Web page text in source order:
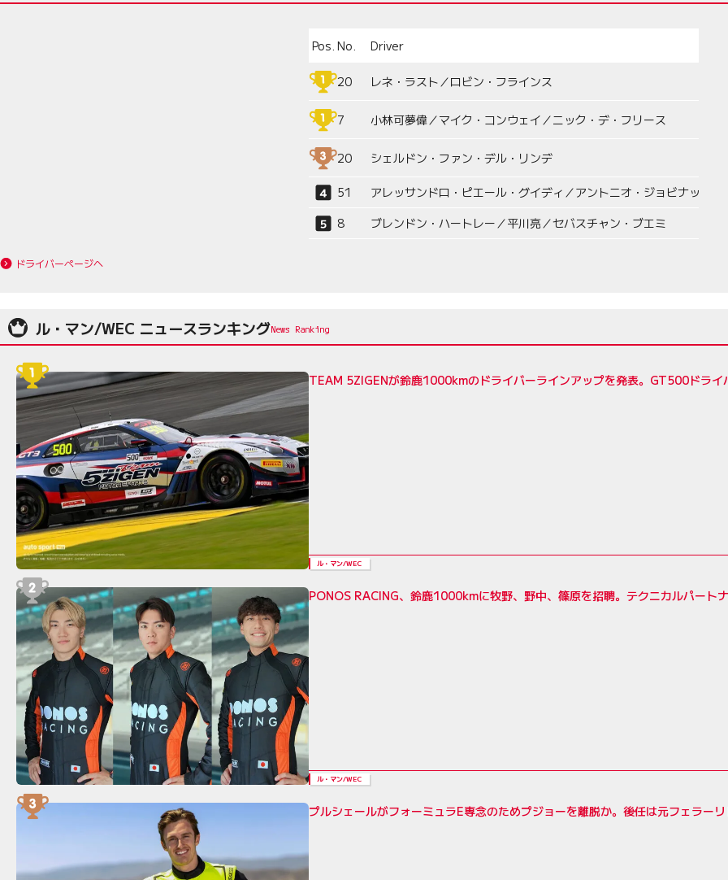
Pos. No. Driver
20 レネ・ラスト／ロビン・フラインス
7 小林可夢偉／マイク・コンウェイ／ニック・デ・フリース
20 シェルドン・ファン・デル・リンデ
51 アレッサンドロ・ピエール・グイディ／アントニオ・ジョビナッツィ
8
ブレンドン・ハートレー／平川亮／セバスチャン・ブエミ
ドライバーページへ
ル・マン/WEC ニュースランキング
TEAM 5ZIGENが鈴鹿1000kmのドライバーラインアップを発表。GT500ドライ
ル・マン/WEC
PONOS RACING、鈴鹿1000kmに牧野、野中、篠原を招聘。テクニカルパー
ル・マン/WEC
プルシェールがフォーミュラE専念のためプジョーを離脱か。後任は元フェラーリ